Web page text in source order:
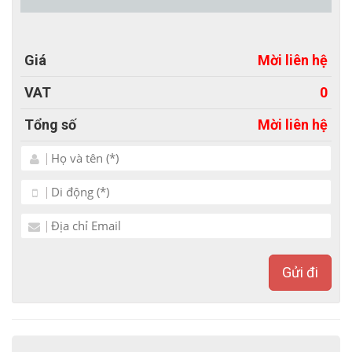
Giá
Mời liên hệ
VAT
0
Tổng số
Mời liên hệ
Gửi đi